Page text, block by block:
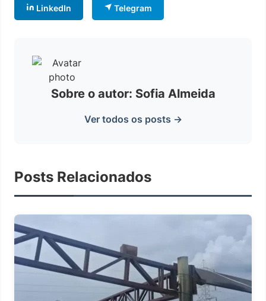
LinkedIn Telegram
Sobre o autor: Sofia Almeida
Ver todos os posts →
Posts Relacionados